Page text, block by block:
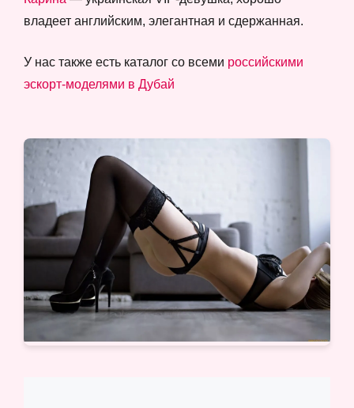
владеет английским, элегантная и сдержанная.
У нас также есть каталог со всеми российскими
эскорт-моделями в Дубай